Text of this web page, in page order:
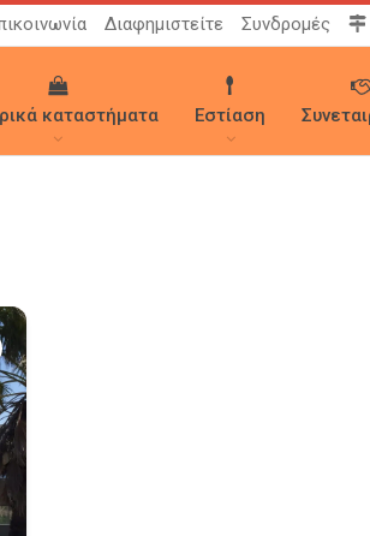
Διαφημιστείτε Συνδρομές
καταστήματα Εστίαση